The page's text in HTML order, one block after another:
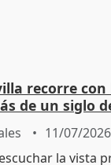
recorre
de un siglo
11/07/2026